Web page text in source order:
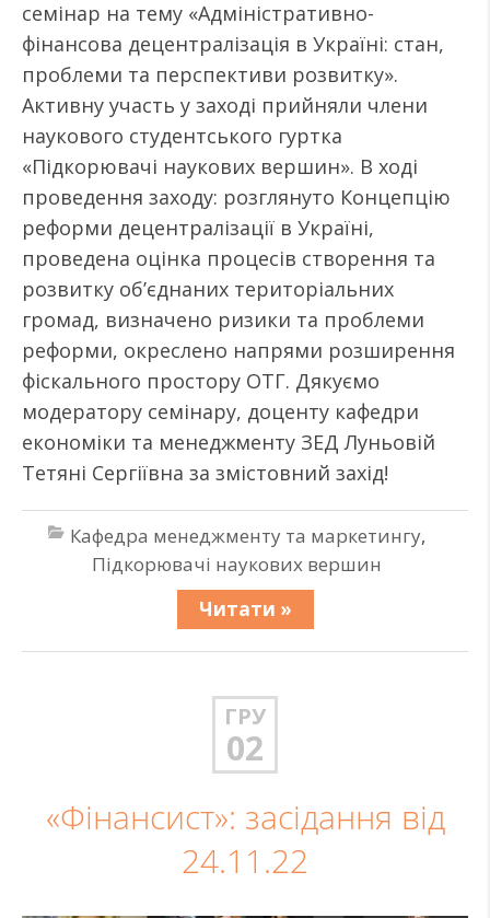
семінар на тему «Адміністративно-
фінансова децентралізація в Україні: стан,
проблеми та перспективи розвитку».
Активну участь у заході прийняли члени
наукового студентського гуртка
«Підкорювачі наукових вершин». В ході
проведення заходу: розглянуто Концепцію
реформи децентралізації в Україні,
проведена оцінка процесів створення та
розвитку об’єднаних територіальних
громад, визначено ризики та проблеми
реформи, окреслено напрями розширення
фіскального простору ОТГ. Дякуємо
модератору семінару, доценту кафедри
економіки та менеджменту ЗЕД Луньовій
Тетяні Сергіївна за змістовний захід!
Кафедра менеджменту та маркетингу,
Підкорювачі наукових вершин
Читати »
ГРУ
02
«Фінансист»: засідання від
24.11.22